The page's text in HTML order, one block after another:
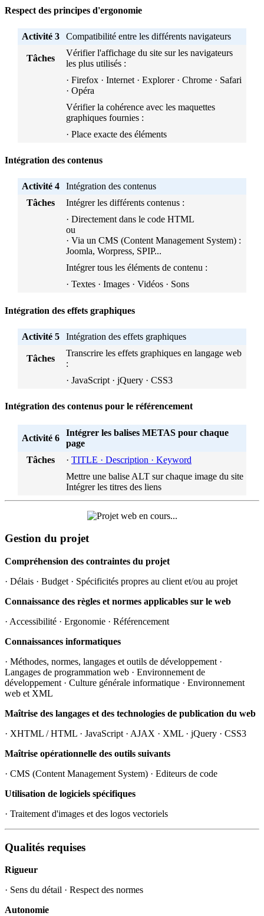
Respect des principes d'ergonomie
Activité 3 Compatibilité entre les différents navigateurs
Tâches
Vérifier l'affichage du site sur les navigateurs
les plus utilisés :
· Firefox · Internet · Explorer · Chrome · Safari
· Opéra
Vérifier la cohérence avec les maquettes
graphiques fournies :
· Place exacte des éléments
Intégration des contenus
Activité 4
Intégration des contenus
Tâches
Intégrer les différents contenus :
· Directement dans le code HTML
ou
· Via un CMS (Content Management System) :
Joomla, Worpress, SPIP...
Intégrer tous les éléments de contenu :
· Textes · Images · Vidéos · Sons
Intégration des effets graphiques
Activité 5 Intégration des effets graphiques
Tâches
Transcrire les effets graphiques en langage web
:
· JavaScript · jQuery · CSS3
Intégration des contenus pour le référencement
Activité 6
Intégrer les balises METAS pour chaque
page
Tâches
· TITLE · Description · Keyword
Mettre une balise ALT sur chaque image du site
Intégrer les titres des liens
Gestion du projet
Compréhension des contraintes du projet
· Délais · Budget · Spécificités propres au client et/ou au projet
Connaissance des règles et normes applicables sur le web
· Accessibilité · Ergonomie · Référencement
Connaissances informatiques
· Méthodes, normes, langages et outils de développement ·
Langages de programmation web · Environnement de
développement · Culture générale informatique · Environnement
web et XML
Maîtrise des langages et des technologies de publication du web
· XHTML / HTML · JavaScript · AJAX · XML · jQuery · CSS3
Maîtrise opérationnelle des outils suivants
· CMS (Content Management System) · Editeurs de code
Utilisation de logiciels spécifiques
· Traitement d'images et des logos vectoriels
Qualités requises
Rigueur
· Sens du détail · Respect des normes
Autonomie